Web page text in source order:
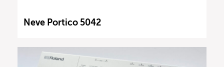
Neve Portico 5042